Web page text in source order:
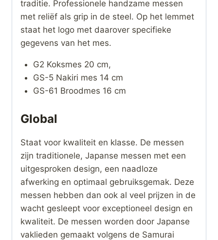
traditie. Professionele handzame messen
met reliëf als grip in de steel. Op het lemmet
staat het logo met daarover specifieke
gegevens van het mes.
G2 Koksmes 20 cm,
GS-5 Nakiri mes 14 cm
GS-61 Broodmes 16 cm
Global
Staat voor kwaliteit en klasse. De messen
zijn traditionele, Japanse messen met een
uitgesproken design, een naadloze
afwerking en optimaal gebruiksgemak. Deze
messen hebben dan ook al veel prijzen in de
wacht gesleept voor exceptioneel design en
kwaliteit. De messen worden door Japanse
vaklieden gemaakt volgens de Samurai